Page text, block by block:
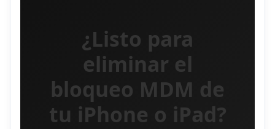
¿Listo para
eliminar el
bloqueo MDM de
tu iPhone o iPad?